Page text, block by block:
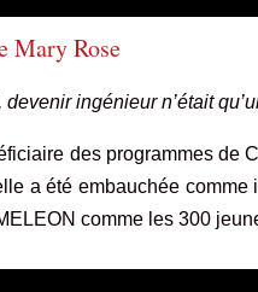
Mary Rose
ingénieur n’était
des programmes de
a été embauchée
comme les 300